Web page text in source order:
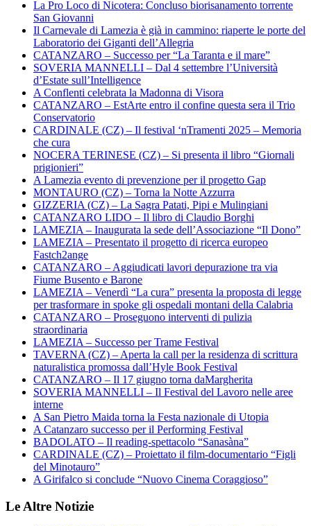
La Pro Loco di Nicotera: Concluso biorisanamento torrente
San Giovanni
Il Carnevale di Lamezia è già in cammino: riaperte le porte del
Laboratorio dei Giganti dell’Allegria
CATANZARO – Successo per “La Taranta e il mare”
SOVERIA MANNELLI – Dal 4 settembre l’Università
d’Estate sull’Intelligence
A Conflenti celebrata la Madonna di Visora
CATANZARO – EstArte entro il confine questa sera il Trio
Conservatorio
CARDINALE (CZ) – Il festival ‘nTramenti 2025 – Memoria
che cura
NOCERA TERINESE (CZ) – Si presenta il libro “Giornali
prigionieri”
A Lamezia evento di prevenzione per il progetto Gap
MONTAURO (CZ) – Torna la Notte Azzurra
GIZZERIA (CZ) – La Sagra Patati, Pipi e Mulingiani
CATANZARO LIDO – Il libro di Claudio Borghi
LAMEZIA – Inaugurata la sede dell’Associazione “Il Dono”
LAMEZIA – Presentato il progetto di ricerca europeo
Fastch2ange
CATANZARO – Aggiudicati lavori depurazione tra via
Fiume Busento e Barone
LAMEZIA – Venerdì “La cura” presenta la proposta di legge
per trasformare in spoke gli ospedali montani della Calabria
CATANZARO – Proseguono interventi di pulizia
straordinaria
LAMEZIA – Successo per Trame Festival
TAVERNA (CZ) – Aperta la call per la residenza di scrittura
naturalistica promossa dall’Hyle Book Festival
CATANZARO – Il 17 giugno torna daMargherita
SOVERIA MANNELLI – Il Festival del Lavoro nelle aree
interne
A San Pietro Maida torna la Festa nazionale di Utopia
A Catanzaro successo per il Performing Festival
BADOLATO – Il reading-spettacolo “Sanasàna”
CARDINALE (CZ) – Proiettato il film-documentario “Figli
del Minotauro”
A Girifalco si conclude “Nuovo Cinema Coraggioso”
Le Altre Notizie